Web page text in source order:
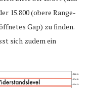
15.800 (obere Range-
Gap) zu finden.
sich zudem ein